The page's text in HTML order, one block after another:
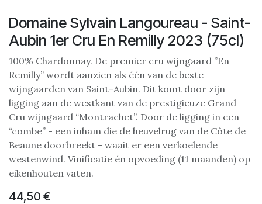
Domaine Sylvain Langoureau - Saint-
Aubin 1er Cru En Remilly 2023 (75cl)
100% Chardonnay. De premier cru wijngaard ”En
Remilly” wordt aanzien als één van de beste
wijngaarden van Saint-Aubin. Dit komt door zijn
ligging aan de westkant van de prestigieuze Grand
Cru wijngaard “Montrachet”. Door de ligging in een
“combe” - een inham die de heuvelrug van de Côte de
Beaune doorbreekt - waait er een verkoelende
westenwind. Vinificatie én opvoeding (11 maanden) op
eikenhouten vaten.
44,50 €